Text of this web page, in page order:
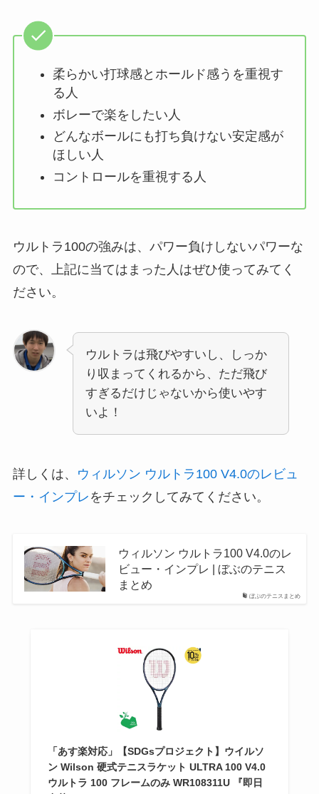
柔らかい打球感とホールド感うを重視す
る人
ボレーで楽をしたい人
どんなボールにも打ち負けない安定感が
ほしい人
コントロールを重視する人
ウルトラ100の強みは、パワー負けしないパワーな
ので、上記に当てはまった人はぜひ使ってみてく
ださい。
ウルトラは飛びやすいし、しっか
り収まってくれるから、ただ飛び
すぎるだけじゃないから使いやす
いよ！
詳しくは、
ウィルソン ウルトラ100 V4.0のレビュ
ー・インプレ をチェックしてみてください。
ぼぶのテニスまとめ
ウィルソン ウルトラ100 V4.0のレ
ビュー・インプレ | ぼぶのテニス
まとめ
「あす楽対応」【SDGsプロジェクト】ウイルソ
ン Wilson 硬式テニスラケット ULTRA 100 V4.0
ウルトラ 100 フレームのみ WR108311U 『即日